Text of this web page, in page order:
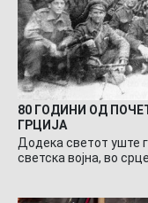
80 ГОДИНИ ОД
ГРЦИЈА
Додека светот уште
светска војна, во